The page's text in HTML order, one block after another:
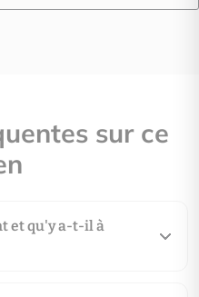
sur ce
et qu'y a-t-il à